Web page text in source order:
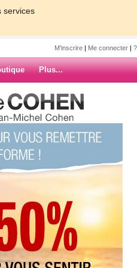
services
M'inscrire | Me connecter |
Plus...